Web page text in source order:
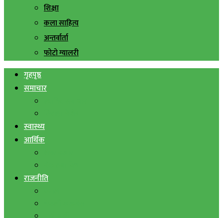
शिक्षा
कला साहित्य
अन्तर्वार्ता
फोटो ग्यालरी
गृहपृष्ठ
समाचार
स्वास्थ्य
आर्थिक
राजनीति